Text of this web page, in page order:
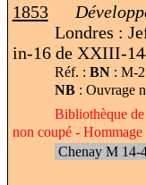
1853
Londres :
in-16 de XXIII-
Réf. : BN: M-
NB: Ouvrage
Bibliothèque
non coupé - Hommage
Chenay M